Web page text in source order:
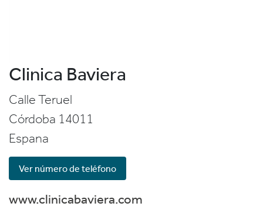
Clinica Baviera
Calle Teruel
Córdoba 14011
Espana
Ver número de teléfono
www.clinicabaviera.com